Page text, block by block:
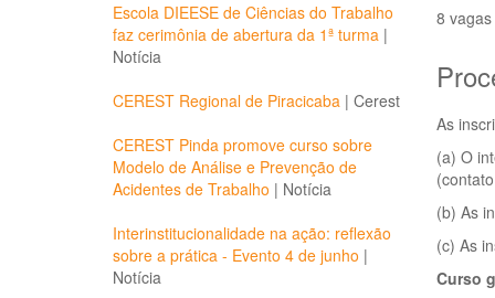
Escola DIEESE de Ciências do Trabalho
faz cerimônia de abertura da 1ª turma |
Notícia
CEREST Regional de Piracicaba | Cerest
CEREST Pinda promove curso sobre
Modelo de Análise e Prevenção de
Acidentes de Trabalho | Notícia
Interinstitucionalidade na ação: reflexão
sobre a prática - Evento 4 de junho |
Notícia
8
As
(a) O
(b) As
(c) As
Curso